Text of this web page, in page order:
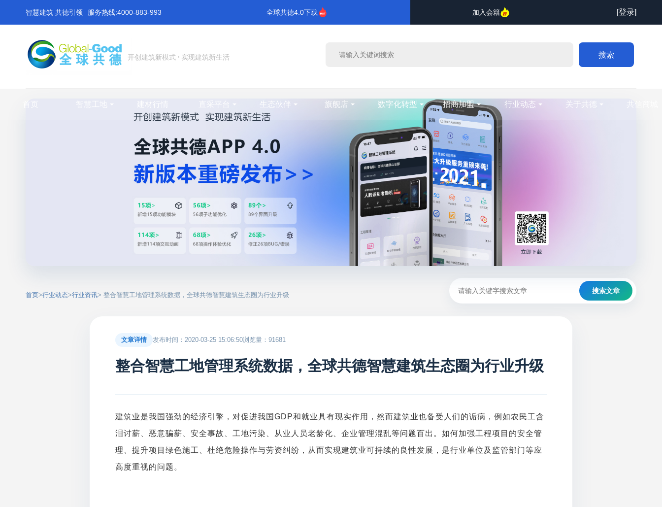
智慧建筑 共德引领 服务热线:4000-883-993 全球共德4.0下载 加入会籍 [登录]
开创建筑新模式 实现建筑新生活 搜索
首页 智慧工地 建材行情 直采平台 生态伙伴 旗舰店 数字化转型 招商加盟 行业动态 关于共德 共信商城
首页>行业动态>行业资讯> 整合智慧工地管理系统数据，全球共德智慧建筑生态圈为行业升级
搜索文章
文章详情 发布时间：2020-03-25 15:06:50浏览量：91681
整合智慧工地管理系统数据，全球共德智慧建筑生态圈为行业升级
建筑业是我国强劲的经济引擎，对促进我国 GDP和就业具有现实作用，然而建筑业也备受人们的诟病，例如农民工含
泪讨薪、恶意骗薪、安全事故、工地污染、从业人员老龄化、企业管理混乱等问题百出。如何加强工程项目的安全管
理、提升项目绿色施工、杜绝危险操作与劳资纠纷，从而实现建筑业可持续的良性发展，是行业单位及监管部门等应
高度重视的问题。